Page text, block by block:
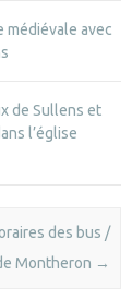
médiévale avec
de Sullens et
l’église
des bus /
Montheron →